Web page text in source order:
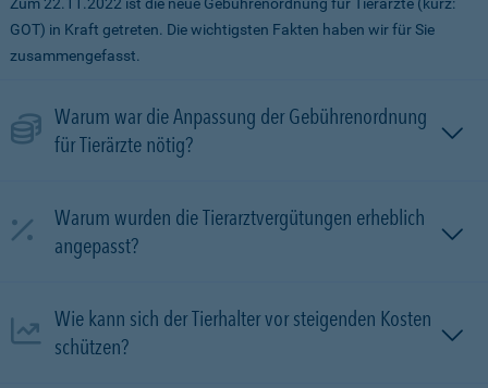
GOT) in Kraft getreten. Die wichtigsten Fakten haben wir für Sie
zusammengefasst.
Warum war die Anpassung der Gebührenordnung
für Tierärzte nötig?
Warum wurden die Tierarztvergütungen erheblich
angepasst?
Wie kann sich der Tierhalter vor steigenden Kosten
schützen?